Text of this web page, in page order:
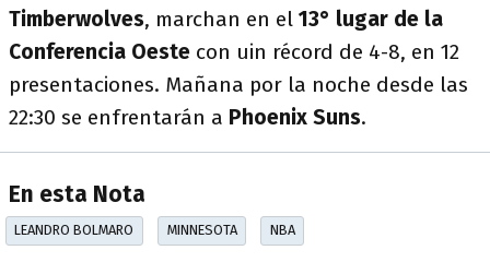
Timberwolves, marchan en el 13° lugar de la
Conferencia Oeste con uin récord de 4-8, en 12
presentaciones. Mañana por la noche desde las
22:30 se enfrentarán a Phoenix Suns.
En esta Nota
LEANDRO BOLMARO MINNESOTA NBA